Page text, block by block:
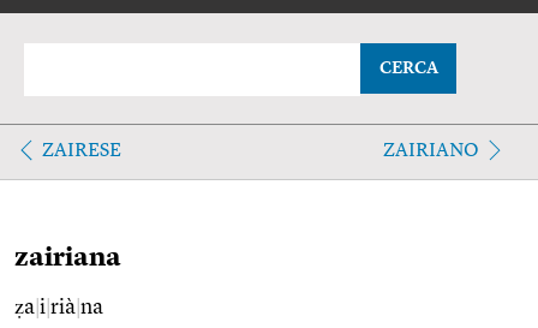
CERCA
ZAIRESE ZAIRIANO
zairiana
ẓa i rià na